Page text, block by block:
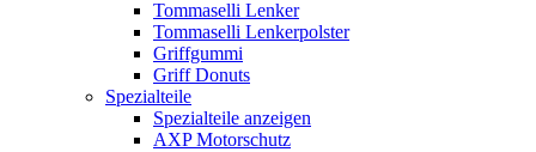
Tommaselli Lenker
Tommaselli Lenkerpolster
Griffgummi
Griff Donuts
Spezialteile
Spezialteile anzeigen
AXP Motorschutz